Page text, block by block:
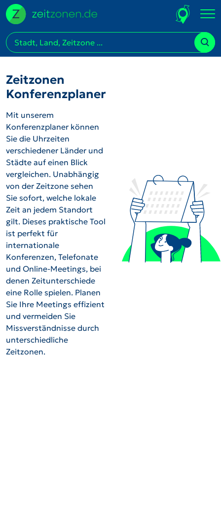
Zeitzonen
Konferenzplaner
Mit unserem
Konferenzplaner können
Sie die Uhrzeiten
verschiedener Länder und
Städte auf einen Blick
vergleichen. Unabhängig
von der Zeitzone sehen
Sie sofort, welche lokale
Zeit an jedem Standort
gilt. Dieses praktische Tool
ist perfekt für
internationale
Konferenzen, Telefonate
und Online-Meetings, bei
denen Zeitunterschiede
eine Rolle spielen. Planen
Sie Ihre Meetings effizient
und vermeiden Sie
Missverständnisse durch
unterschiedliche
Zeitzonen.